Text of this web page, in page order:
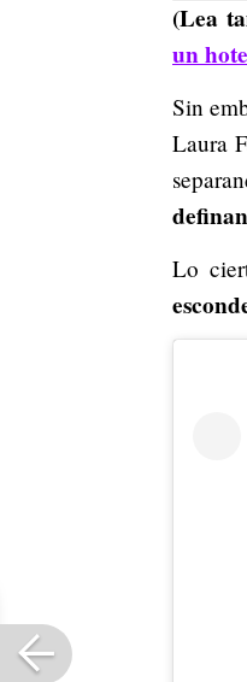
(Lea
un
Sin
Laura
Lo